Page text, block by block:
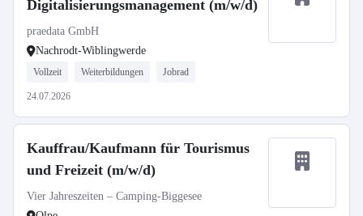
Digitalisierungsmanagement (m/w/d)
praedata GmbH
Nachrodt-Wiblingwerde
Vollzeit Weiterbildungen Jobrad
24.07.2026
Kauffrau/Kaufmann für Tourismus
und Freizeit (m/w/d)
Vier Jahreszeiten – Camping-Biggesee